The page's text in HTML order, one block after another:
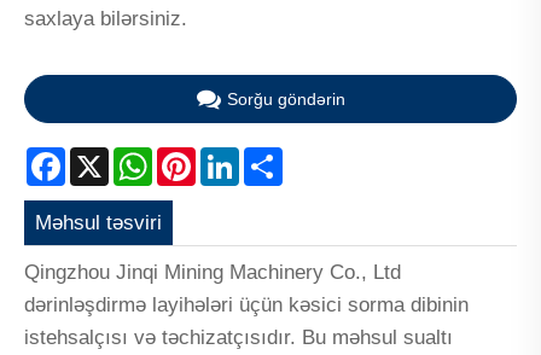
saxlaya bilərsiniz.
Sorğu göndərin
Facebook
X WhatsApp
PinterestLinkedIn
Məhsul təsviri
Qingzhou Jinqi Mining Machinery Co., Ltd
dərinləşdirmə layihələri üçün kəsici sorma dibinin
istehsalçısı və təchizatçısıdır. Bu məhsul sualtı